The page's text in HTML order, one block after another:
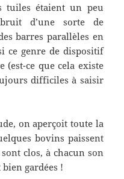
étaient un peu
bruit d’une sorte de
barres parallèles en
ce genre de dispositif
(est-ce que cela existe
difficiles à saisir
on aperçoit toute la
bovins paissent
clos, à chacun son
gardées !